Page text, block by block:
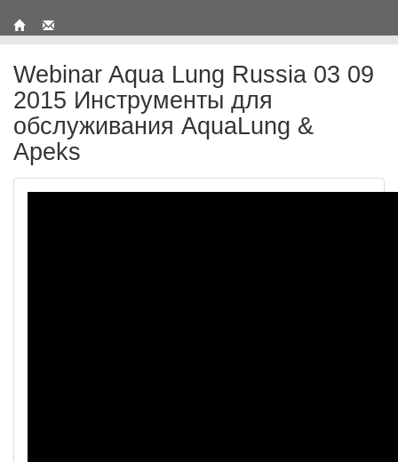
Webinar Aqua Lung Russia 03 09
2015 Инструменты для
обслуживания AquaLung &
Apeks